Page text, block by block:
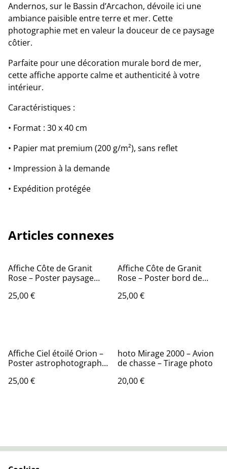
Andernos, sur le Bassin d’Arcachon, dévoile ici une
ambiance paisible entre terre et mer. Cette
photographie met en valeur la douceur de ce paysage
côtier.
Parfaite pour une décoration murale bord de mer,
cette affiche apporte calme et authenticité à votre
intérieur.
Caractéristiques :
• Format : 30 x 40 cm
• Papier mat premium (200 g/m²), sans reflet
• Impression à la demande
• Expédition protégée
Articles connexes
Affiche Côte de Granit
Rose – Poster paysage
murale nature
25,00 €
Affiche Côte de Granit
Rose – Poster bord de
minérale
25,00 €
Affiche Ciel étoilé Orion –
Poster astrophotographie
cosmos
25,00 €
hoto Mirage 2000 – Avion
de chasse – Tirage photo
20,00 €